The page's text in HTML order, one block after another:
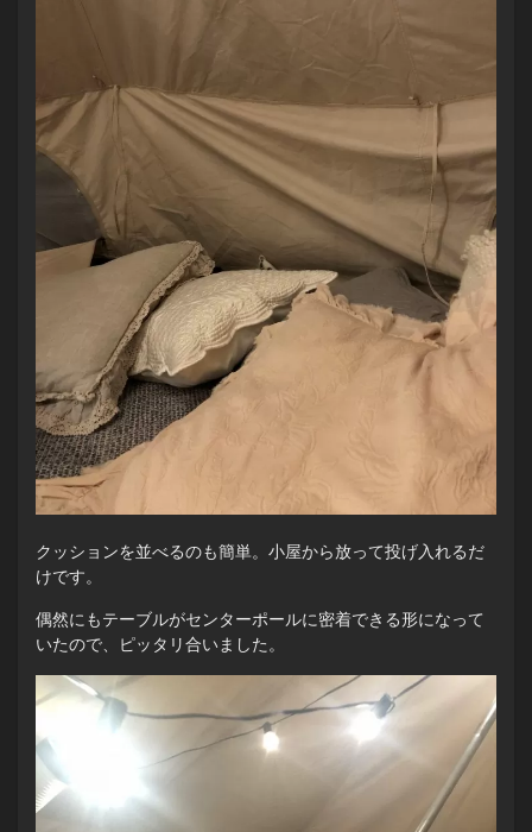
クッションを並べるのも簡単。小屋から放って投げ入れるだ
けです。
偶然にもテーブルがセンターポールに密着できる形になって
いたので、ピッタリ合いました。